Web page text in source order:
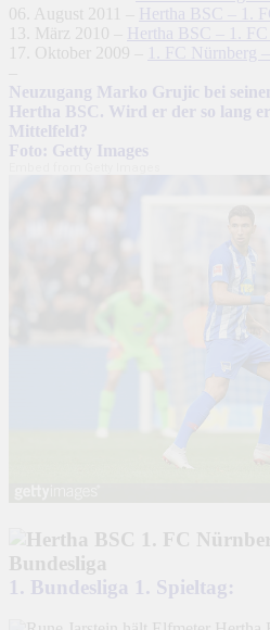
06. August 2011 –
Hertha BSC – 1.
13. März 2010 –
Hertha BSC – 1.
17. Oktober 2009 –
1. FC Nürnberg
Neuzugang Marko Grujic bei
Hertha BSC. Wird er der so lang
Mittelfeld?
Foto: Getty Images
1. Bundesliga 1. Spieltag: